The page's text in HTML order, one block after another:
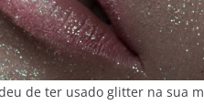
de ter usado glitter na sua